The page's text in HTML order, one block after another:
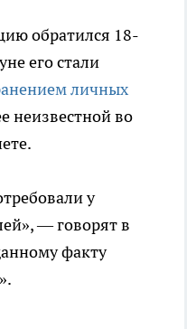
обратился 18-
его стали
личных
неизвестной во
у
— говорят в
факту